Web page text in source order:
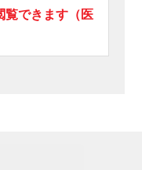
覧できます（医